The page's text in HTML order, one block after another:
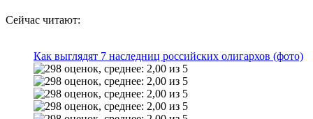
Сейчас читают:
Как выглядят 7 наследниц российских олигархов (фото)